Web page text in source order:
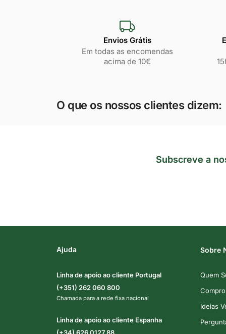
Envios Grátis
Em todas as encomendas
acima de 10€
O que os nossos clientes dizem:
Subscreve a
Ajuda
Linha de apoio ao cliente Portugal
(+351) 262 060 800
Chamada para a rede fixa nacional
Linha de apoio ao cliente Espanha
(+34) 626 0127 88
Sobre
Quem
Ideias